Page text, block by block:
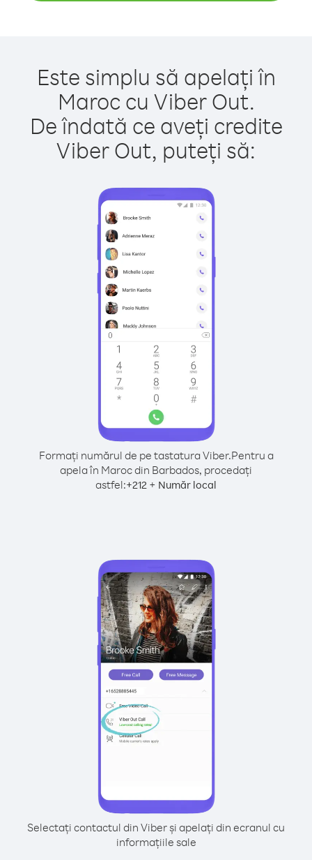
Este simplu să apelați în
Maroc cu Viber Out.
De îndată ce aveți credite
Viber Out, puteți să:
Formați numărul de pe tastatura Viber.Pentru a
apela în Maroc din Barbados, procedați
astfel:+212 + Număr local
Selectați contactul din Viber și apelați din ecranul cu
informațiile sale